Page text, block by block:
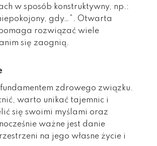
w sposób konstruktywny, np.:
gdy…”. Otwarta
rozwiązać wiele
się zaognią.
zdrowego związku.
warto unikać tajemnic i
się swoimi myślami oraz
ważne jest danie
na jego własne życie i